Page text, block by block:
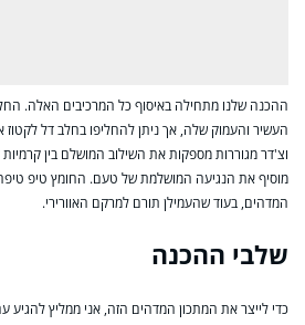
ההכנה שלנו מתחילה באיסוף כל המרכיבים האלה.
העשיר והעמוק שלה, אך ניתן להחליפו בחלב דל
וצ'דר מגוררות מספקות את השילוב המושלם בין
מוסיף את הנגיעה המושלמת של טעם. החומץ טיפ טיפה
המדהים, בעוד שהעמילן תורם למרקם האוורירי.
שלבי ההכנה
כדי לייצר את המתכון המדהים הזה, אני ממליץ להגיע